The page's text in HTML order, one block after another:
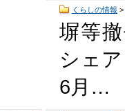
くらしの情報 >
塀等
シェ
6月…